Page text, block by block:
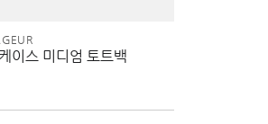
이스 미디엄 토트백